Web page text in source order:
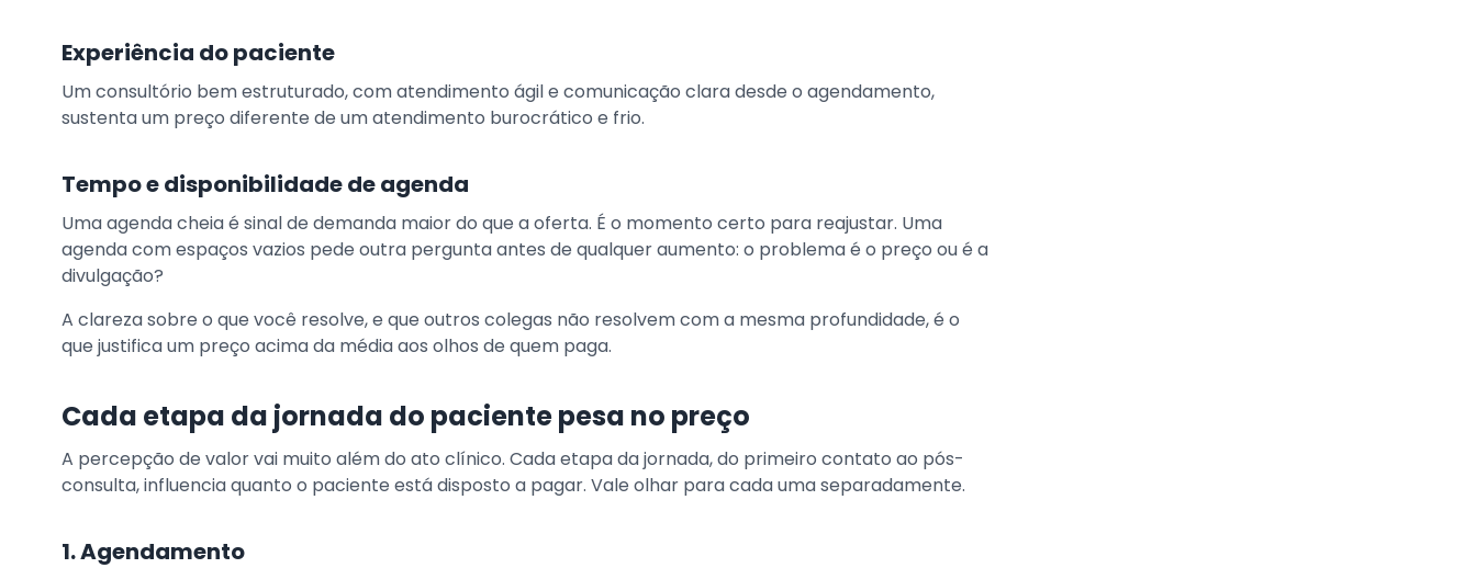
Experiência do paciente
Um consultório bem estruturado, com atendimento ágil e comunicação clara desde o agendamento,
sustenta um preço diferente de um atendimento burocrático e frio.
Tempo e disponibilidade de agenda
Uma agenda cheia é sinal de demanda maior do que a oferta. É o momento certo para reajustar. Uma
agenda com espaços vazios pede outra pergunta antes de qualquer aumento: o problema é o preço ou é a
divulgação?
A clareza sobre o que você resolve, e que outros colegas não resolvem com a mesma profundidade, é o
que justifica um preço acima da média aos olhos de quem paga.
Cada etapa da jornada do paciente pesa no preço
A percepção de valor vai muito além do ato clínico. Cada etapa da jornada, do primeiro contato ao pós-
consulta, influencia quanto o paciente está disposto a pagar. Vale olhar para cada uma separadamente.
1. Agendamento